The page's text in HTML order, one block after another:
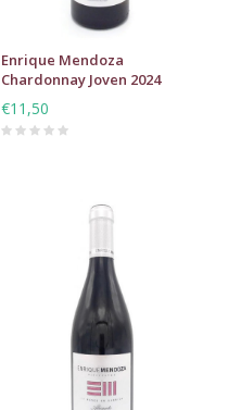
Enrique Mendoza
Chardonnay Joven 2024
€11,50